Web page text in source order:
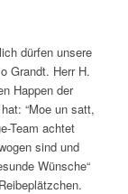
dürfen unsere
Grandt. Herr H.
Happen der
“Moe un satt,
Team achtet
sind und
Wünsche“